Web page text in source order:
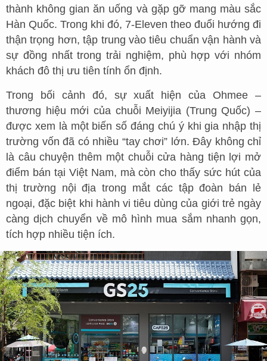
thành không gian ăn uống và gặp gỡ mang màu sắc
Hàn Quốc. Trong khi đó, 7-Eleven theo đuổi hướng đi
thận trọng hơn, tập trung vào tiêu chuẩn vận hành và
sự đồng nhất trong trải nghiệm, phù hợp với nhóm
khách đô thị ưu tiên tính ổn định.
Trong bối cảnh đó, sự xuất hiện của Ohmee –
thương hiệu mới của chuỗi Meiyijia (Trung Quốc) –
được xem là một biến số đáng chú ý khi gia nhập thị
trường vốn đã có nhiều “tay chơi” lớn. Đây không chỉ
là câu chuyện thêm một chuỗi cửa hàng tiện lợi mở
điểm bán tại Việt Nam, mà còn cho thấy sức hút của
thị trường nội địa trong mắt các tập đoàn bán lẻ
ngoại, đặc biệt khi hành vi tiêu dùng của giới trẻ ngày
càng dịch chuyển về mô hình mua sắm nhanh gọn,
tích hợp nhiều tiện ích.